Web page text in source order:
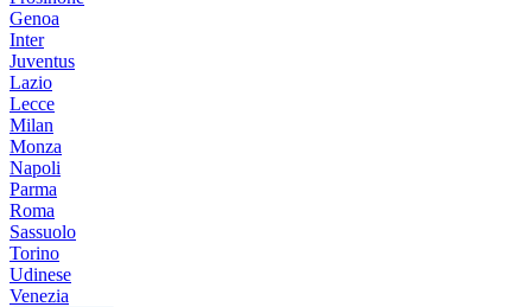
Genoa
Inter
Juventus
Lazio
Lecce
Milan
Monza
Napoli
Parma
Roma
Sassuolo
Torino
Udinese
Venezia